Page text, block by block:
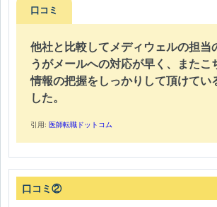
口コミ
他社と比較してメディウェルの担当
うがメールへの対応が早く、またこ
情報の把握をしっかりして頂けてい
した。
引用:医師転職ドットコム
口コミ②